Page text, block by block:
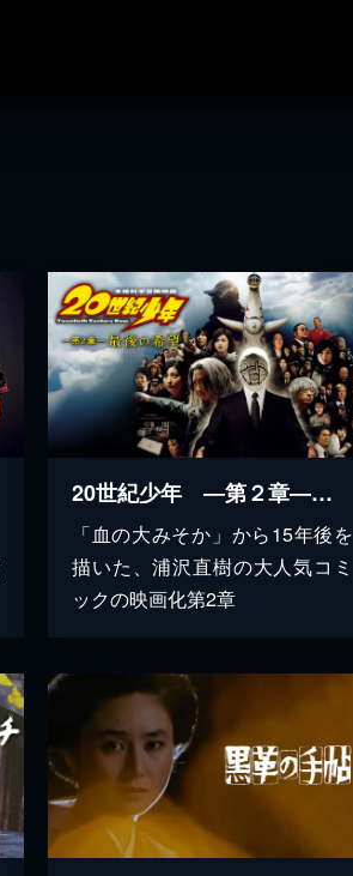
20世紀少年 ―第２章― 最後の希望
「血の大みそか」から15年後を
描いた、浦沢直樹の大人気コミ
ックの映画化第2章